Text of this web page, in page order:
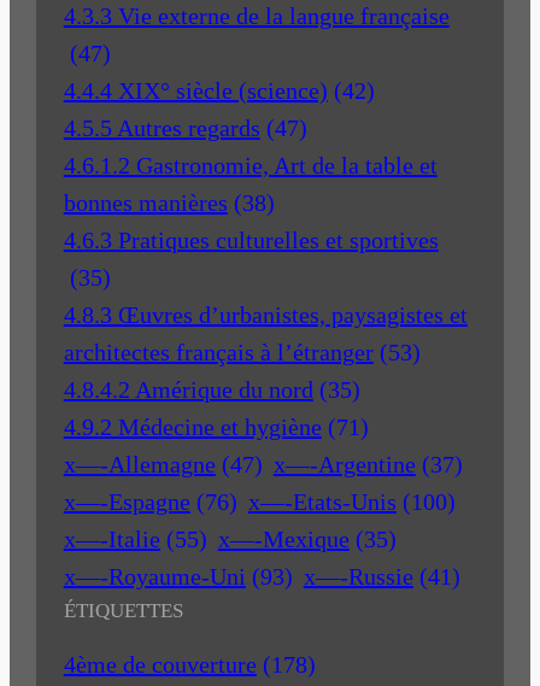
4.3.3 Vie externe de la langue française
(47)
4.4.4 XIX° siècle (science) (42)
4.5.5 Autres regards (47)
4.6.1.2 Gastronomie, Art de la table et
bonnes manières (38)
4.6.3 Pratiques culturelles et sportives
(35)
4.8.3 Œuvres d’urbanistes, paysagistes et
architectes français à l’étranger (53)
4.8.4.2 Amérique du nord (35)
4.9.2 Médecine et hygiène (71)
x—-Allemagne (47) x—-Argentine (37)
x—-Espagne (76) x—-Etats-Unis (100)
x—-Italie (55) x—-Mexique (35)
x—-Royaume-Uni (93) x—-Russie (41)
ÉTIQUETTES
4ème de couverture (178)